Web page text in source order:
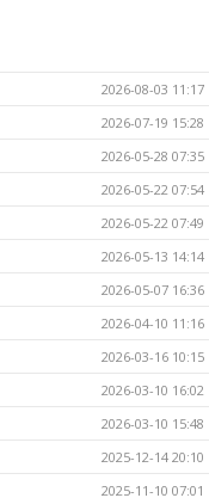
2026-08-03 11:17
2026-07-19 15:28
2026-05-28 07:35
2026-05-22 07:54
2026-05-22 07:49
2026-05-13 14:14
2026-05-07 16:36
2026-04-10 11:16
2026-03-16 10:15
2026-03-10 16:02
2026-03-10 15:48
2025-12-14 20:10
2025-11-10 07:01